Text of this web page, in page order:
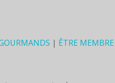
| ÊTRE MEMBRE